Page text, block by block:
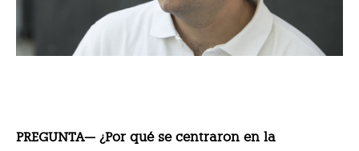
PREGUNTA— ¿Por qué se centraron en la